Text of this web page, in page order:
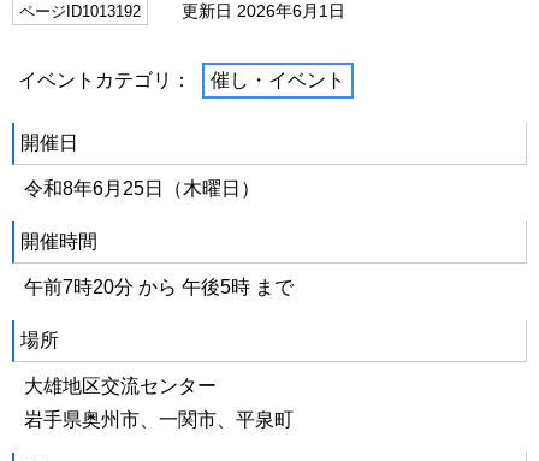
ページID1013192 更新日 2026年6月1日
イベントカテゴリ： 催し・イベント
開催日
令和8年6月25日（木曜日）
開催時間
午前7時20分 から 午後5時 まで
場所
大雄地区交流センター
岩手県奥州市、一関市、平泉町